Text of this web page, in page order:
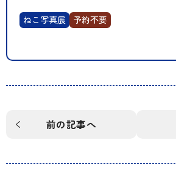
ねこ写真展 予約不要
前の記事へ